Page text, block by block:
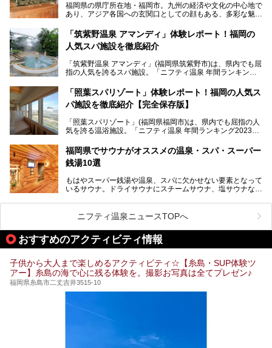
住民や温泉ファンに愛され続けています。今回は筆者自ら日
帰り入浴し、自慢の温泉を中心に詳細レビューします！
福岡県の県庁所在地・福岡市。九州の経済や文化の中心地で
あり、アジア各国への玄関口としての顔もある、多彩な魅力
そんな福岡市は、スーパー銭湯も多種多彩。玄界灘を眺めら
れるリゾート気分満点のスーパー銭湯から、繁華街近くのレ
いスーパー銭湯を一挙ご紹介します。
「筑紫野温泉 アマンディ」体験レポート！福岡の
人気スパ施設を徹底紹介
「筑紫野温泉 アマンディ」(福岡県筑紫野市)は、県内でも屈
指の人気を誇るスパ施設。「ニフティ温泉 年間ランキング2
入浴客で賑わっています。
そこで今回は、ニフティ温泉ライターである筆者が現地訪
ーム・併設するレストランを体験し、それらの全貌を徹底紹
介します！
「照葉スパリゾート」体験レポート！福岡の人気ス
パ施設を徹底紹介【完全保存版】
「照葉スパリゾート」(福岡県福岡市)は、県内でも屈指の人
気を誇る温浴施設。「ニフティ温泉 年間ランキング2023」
常連客で賑わっています。
そこで今回は、ニフティ温泉ライターである筆者が現地体
ューズメント・宿泊施設・グルメ・その他施設まで、多彩な
る全貌と魅力を徹底紹介します！
福岡県でサウナがオススメの温泉・スパ・スーパー
銭湯10選
もはやスーパー銭湯や温泉、スパに欠かせない要素となって
いるサウナ。ドライサウナにスチームサウナ、塩サウナな
ペース、ロウリュウなど、心ゆくまで楽しむためのサービス
が充実した施設も多くみられます。
今回はそんなサウナにこだわった、福岡県内のオススメ温
泉・銭湯・スパを10件紹介したいと思います！
ニフティ温泉ニュースTOPへ
おすすめのアクティビティ情報
子供から大人まで楽しめるアクティビティ☆【糸島・SUP体験ツ
アー】糸島の海で心に残る体験を。撮影お写真は全てプレゼン♪
福岡県糸島市二丈吉井3515-10